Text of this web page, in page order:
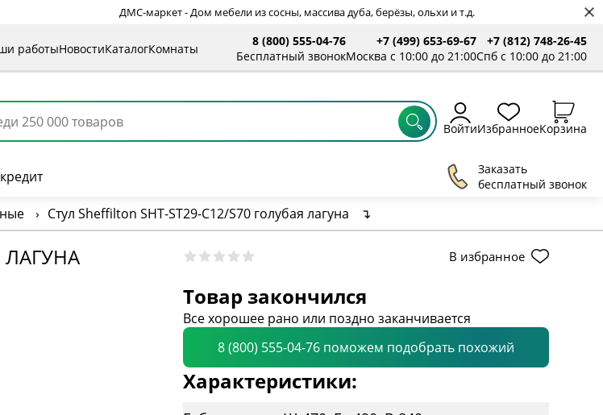
ДМС-маркет - Дом мебели из сосны, массива дуба, берёзы, ольхи и т.д.
работыНовостиКаталогКомнаты
8 (800) 555-04-76
Бесплатный звонок
+7 (499) 653-69-67
Москва с 10:00 до 21:00
+7 (812) 748-26-45
Спб с 10:00 до 21:00
ВойтиИзбранноеКорзина
Заказать
бесплатный звонок
› Стул Sheffilton SHT-ST29-C12/S70 голубая лагуна ↴
ЛАГУНА В избранное
Товар закончился
Все хорошее рано или поздно заканчивается
8 (800) 555-04-76 поможем подобрать похожий
Характеристики: